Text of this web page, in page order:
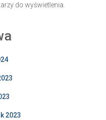
do wyświetlenia.
2023